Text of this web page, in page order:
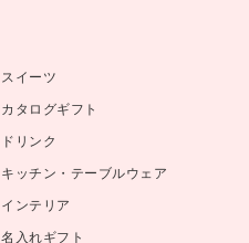
スイーツ
カタログギフト
ドリンク
キッチン・テーブルウェア
インテリア
名入れギフト